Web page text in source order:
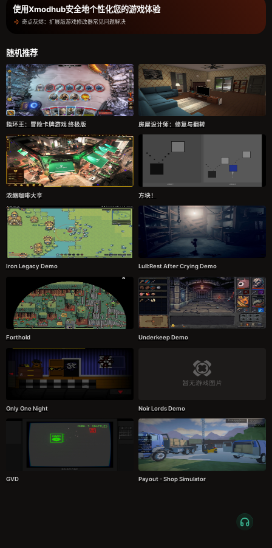
使用Xmodhub安全地个性化您的游戏体验
奇点灰烬：扩展版游戏修改器常见问题解决
随机推荐
指环王：冒险卡牌游戏 终极版 房屋设计师：修复与翻转
浓缩咖啡大亨 方块！
Iron Legacy Demo Lull:Rest After Crying Demo
Forthold Underkeep Demo
Only One Night Noir Lords Demo
GVD Payout - Shop Simulator